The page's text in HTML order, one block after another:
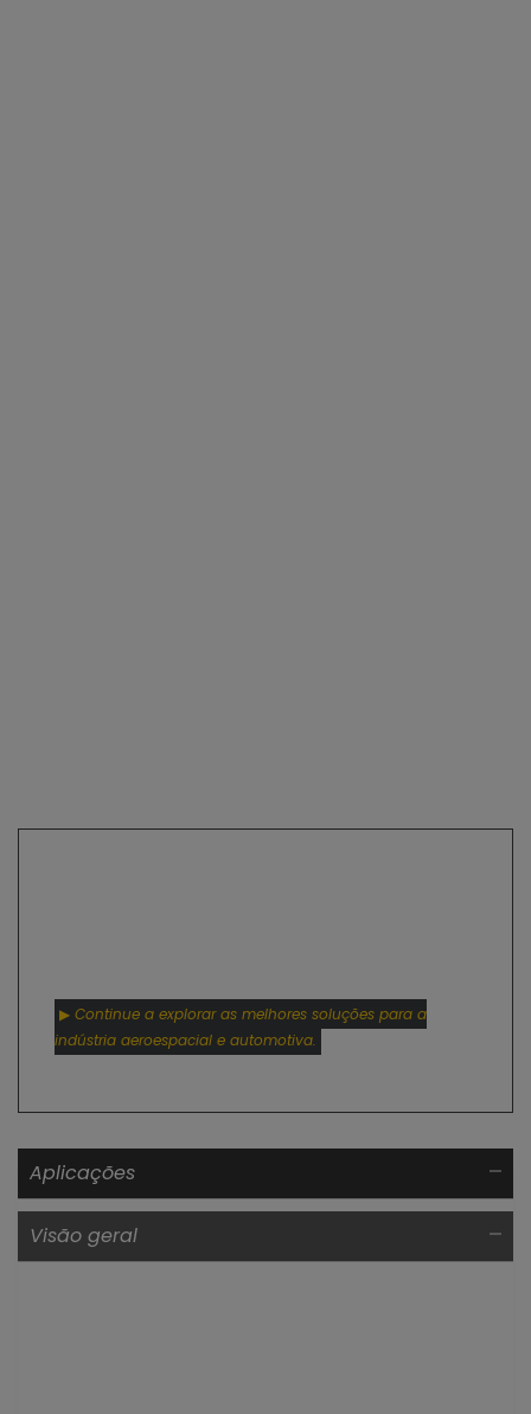
▶ Continue a explorar as melhores soluções para a
indústria aeroespacial e automotiva.
Aplicações
Visão geral